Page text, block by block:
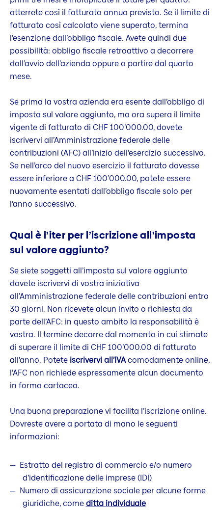
otterrete così il fatturato annuo previsto. Se il limite di
fatturato così calcolato viene superato, termina
l’esenzione dall’obbligo fiscale. Avete quindi due
possibilità: obbligo fiscale retroattivo a decorrere
dall’avvio dell’azienda oppure a partire dal quarto
mese.
Se prima la vostra azienda era esente dall’obbligo di
imposta sul valore aggiunto, ma ora supera il limite
vigente di fatturato di CHF 100’000.00, dovete
iscrivervi all’Amministrazione federale delle
contribuzioni (AFC) all’inizio dell’esercizio successivo.
Se nell’arco del nuovo esercizio il fatturato dovesse
essere inferiore a CHF 100’000.00, potete essere
nuovamente esentati dall’obbligo fiscale solo per
l’anno successivo.
Qual è l’iter per l’iscrizione all’imposta
sul valore aggiunto?
Se siete soggetti all’imposta sul valore aggiunto
dovete iscrivervi di vostra iniziativa
all’Amministrazione federale delle contribuzioni entro
30 giorni. Non ricevete alcun invito o richiesta da
parte dell’AFC: in questo ambito la responsabilità è
vostra. Il termine decorre dal momento in cui stimate
di superare il limite di CHF 100’000.00 di fatturato
all’anno. Potete iscrivervi all’IVAcomodamente online,
l’AFC non richiede espressamente alcun documento
in forma cartacea.
Una buona preparazione vi facilita l’iscrizione online.
Dovreste avere a portata di mano le seguenti
informazioni:
Estratto del registro di commercio e/o numero
d’identificazione delle imprese (IDI)
Numero di assicurazione sociale per alcune forme
giuridiche, comeditta individuale